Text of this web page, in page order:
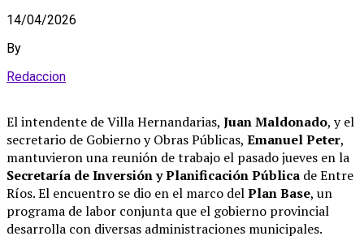
14/04/2026
By
Redaccion
El intendente de Villa Hernandarias, Juan Maldonado, y el
secretario de Gobierno y Obras Públicas, Emanuel Peter,
mantuvieron una reunión de trabajo el pasado jueves en la
Secretaría de Inversión y Planificación Pública de Entre
Ríos.El encuentro se dio en el marco delPlan Base, un
programa de labor conjunta que el gobierno provincial
desarrolla con diversas administraciones municipales.